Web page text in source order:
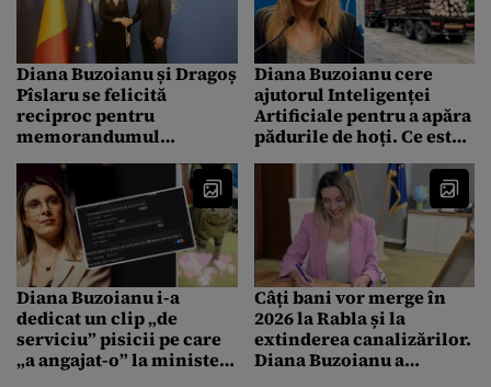
Diana Buzoianu și Dragoș
Pîslaru se felicită
reciproc pentru
memorandumul
Diana Buzoianu cere
ajutorul Inteligenței
Artificiale pentru a apăra
pădurile de hoți. Ce este
Diana Buzoianu i-a
dedicat un clip „de
serviciu” pisicii pe care
„a angajat-o” la minister:
Câți bani vor merge în
2026 la Rabla și la
extinderea canalizărilor.
Diana Buzoianu a